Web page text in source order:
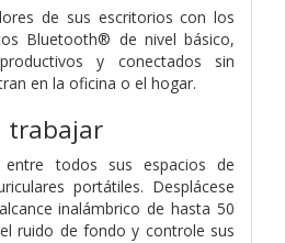
de sus escritorios con los
Bluetooth® de nivel básico,
y conectados sin
en la oficina o el hogar.
trabajar
entre todos sus espacios de
portátiles. Desplácese
inalámbrico de hasta 50
ruido de fondo y controle sus